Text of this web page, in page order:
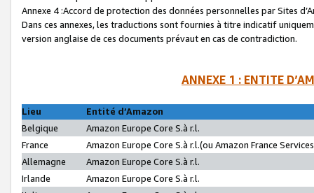
Annexe 4 :Accord de protection des données personnelles par Sites
Dans ces annexes, les traductions sont fournies à titre indicatif
version anglaise de ces documents prévaut en cas de contradiction.
ANNEXE 1 : ENTITE
Lieu
Entité d’Amazon
Belgique
Amazon Europe Core S.à r.l.
France
Amazon Europe Core S.à r.l.(ou Amazon France
Allemagne
Amazon Europe Core S.à r.l.
Irlande
Amazon Europe Core S.à r.l.